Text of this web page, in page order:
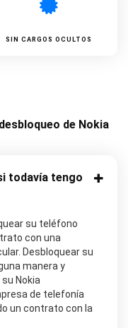
SIN CARGOS OCULTOS
de Nokia
todavía tengo
su teléfono
con una
Desbloquear su
manera y
Nokia
de telefonía
un contrato con la